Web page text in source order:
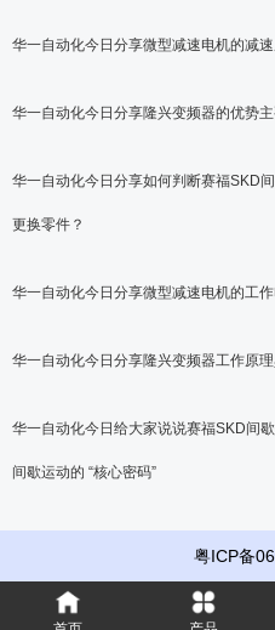
华一自动化今日分享微型减速电机的减
华一自动化今日分享隆兴变频器的优势
华一自动化今日分享如何判断赛福SKD
更换零件？
华一自动化今日分享微型减速电机的工
华一自动化今日分享隆兴变频器工作原
华一自动化今日给大家说说赛福SKD间
间歇运动的 “核心密码”
关于我们 粤ICP备